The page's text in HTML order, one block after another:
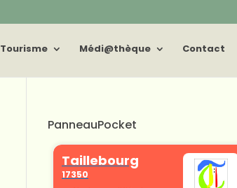
Tourisme Médi@thèque Contact
PanneauPocket